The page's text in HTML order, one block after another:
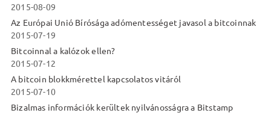
2015-08-09
Az Európai Unió Bírósága adómentességet javasol a bitcoinnak
2015-07-19
Bitcoinnal a kalózok ellen?
2015-07-12
A bitcoin blokkmérettel kapcsolatos vitáról
2015-07-10
Bizalmas információk kerültek nyilvánosságra a Bitstamp